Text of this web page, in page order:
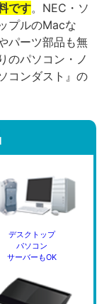
です。NEC・ソ
プルのMacな
パーツ部品も無
のパソコン・ノ
コンダスト』の
デスクトップ
パソコン
サーバーもOK